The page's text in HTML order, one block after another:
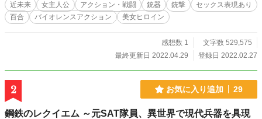
近未来 女主人公 アクション・戦闘 銃器 銃撃
セックス表現あり
百合
バイオレンスアクション 美女ヒロイン
感想数 1
文字数 529,575
最終更新日 2022.04.29
登録日 2022.02.27
2 お気に入り追加 29
鋼鉄のレクイエム ～元SAT隊員、異世界で現代兵器を具現